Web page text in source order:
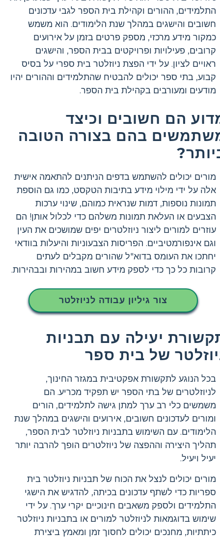
התלמידים, ההורים וקהילת בית הספר לגבי עדכונים
חשובים והישגים במהלך שנת הלימודים. הוא משמש
כמקור מידע מרכזי, מספק פרטים בזמן על אירועים
קרובים, פעילויות ופרויקטים בבית הספר, והישגים
ראויים לציון. על ידי הפצת ניוזלטר בית ספרי על בסיס
קבוע, בתי ספר יכולים להבטיח שהתלמידים וההורים יהיו
מודעים ומעורבים בקהילת בית הספר.
הם חשובים וכיצד
בהם בצורה הטובה
מורים יכולים להשתמש בדפים הניתנים להתאמה אישית
אלה על ידי מילוי מידע בתיבות הטקסט, כמו גם הוספת
תמונות נוספות, דמות שנראית כמוהם, שינוי ערכות
הצבעים או העלאת תמונות משלהם כדי לכלול אותן! הם
עוזרים למורים ליצור ניוזלטרים יפים שמושכים את העין
וגם אינפורמטיביים. הפריסות הצבעוניות והיעלות בוודאי
יחתכו את העומס בדוא"ל שהורים מקבלים לעתים
קרובות כל כך כדי לספק מידע חשוב במהירות ובבהירות.
צור גיליון עבודה לניוזלטר
יעילה עם תבניות
של בית ספר
בכל הנוגע לתקשורת אפקטיבית במגזר החינוך,
לניוזלטרים של בתי הספר יש תפקיד מכריע. הם
משמשים כלי רב ערך למתן גישה לתלמידים, הורים
ומורים לעדכונים חשובים, אירועים והישגים במהלך שנת
הלימודים. עם השימוש בתבניות ניוזלטר לבית הספר,
תהליך היצירה וההפצה של ניוזלטרים הופך להרבה יותר
יעיל ויעיל.
מורים יכולים לנצל את הכוח של תבניות ניוזלטר בית
ספריות כדי לשתף עדכונים בכיתה, להדגיש את הישגי
התלמידים ולספק משאבים חינוכיים יקרי ערך. על ידי
שימוש בדוגמאות לניוזלטר למורים או בתבניות ניוזלטר
כיתתיות, מחנכים יכולים לחסוך זמן ומאמץ ביצירת